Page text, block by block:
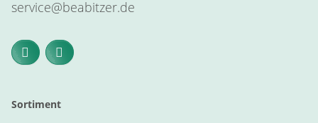
service@beabitzer.de
Sortiment